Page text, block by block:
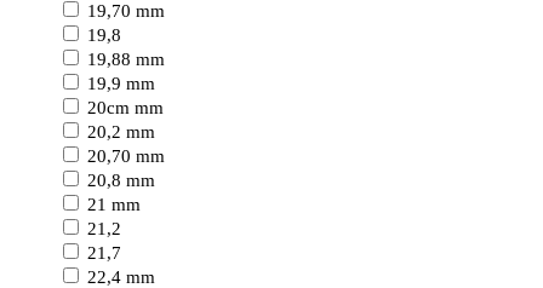
19,70 mm
19,8
19,88 mm
19,9 mm
20cm mm
20,2 mm
20,70 mm
20,8 mm
21 mm
21,2
21,7
22,4 mm